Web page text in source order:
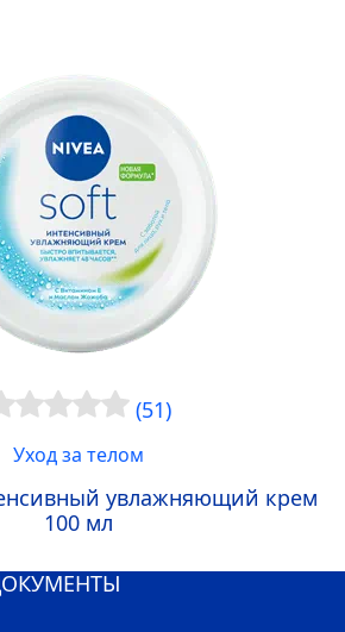
(51)
Уход за телом
увлажняющий крем
100 мл